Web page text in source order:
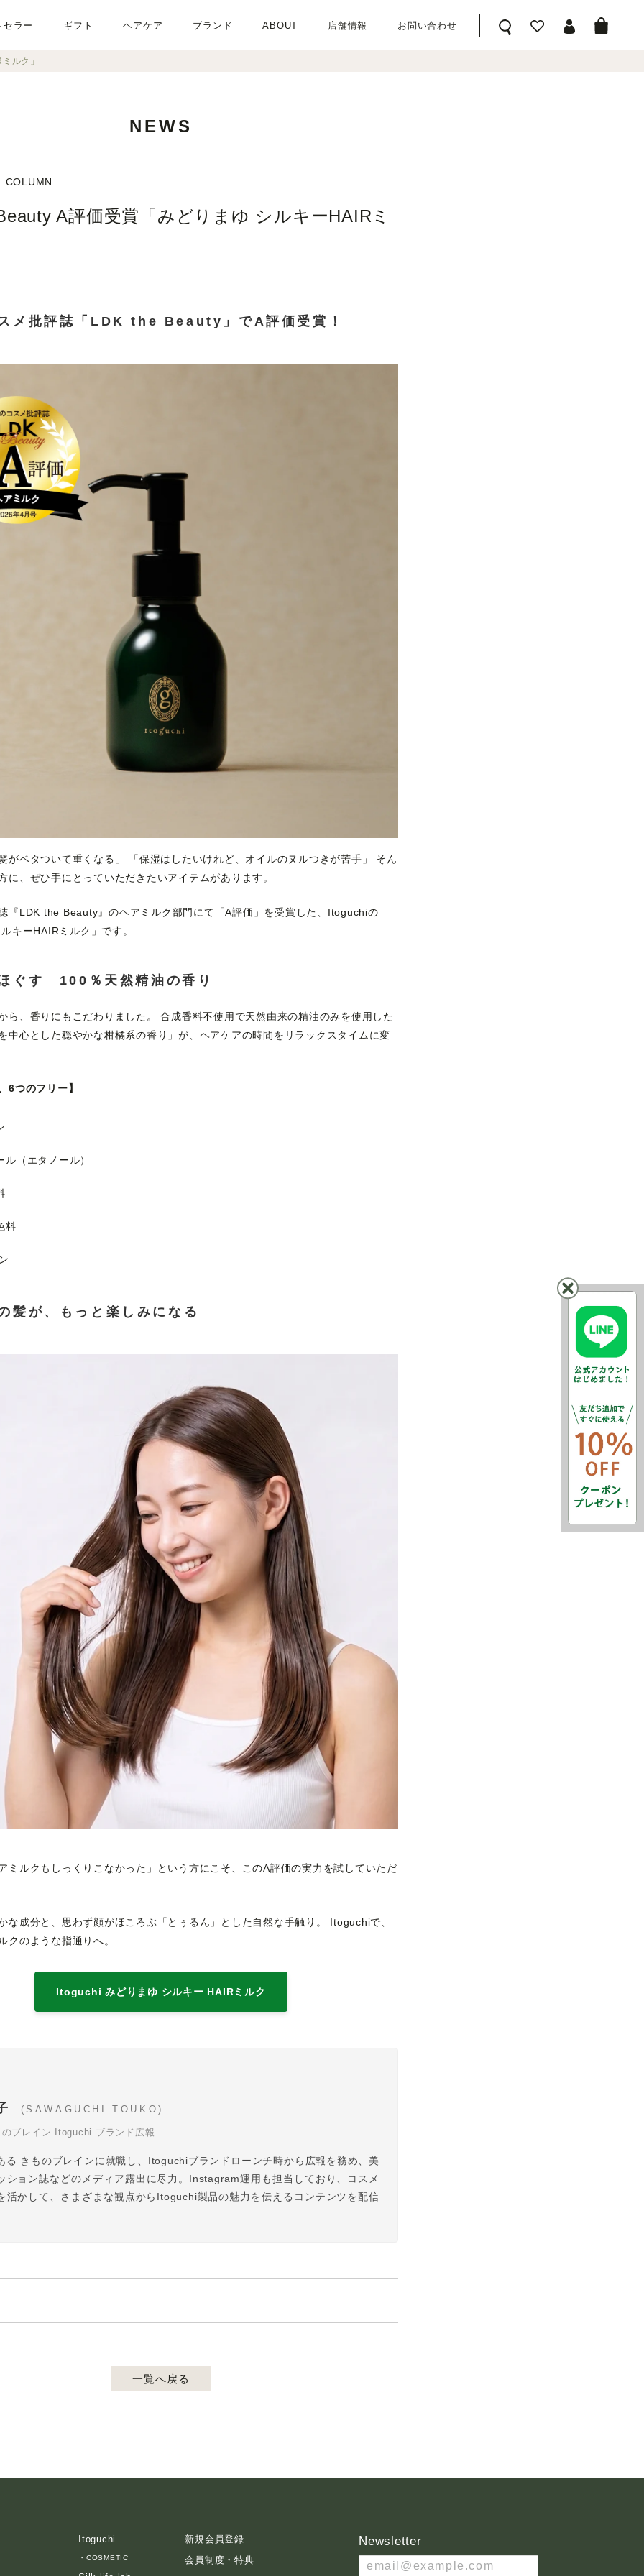
セラー ギフト ヘアケア ブランド ABOUT 店舗情報 お問い合わせ
ルク」
NEWS
前へ 次へ
COLUMN
A評価受賞「みどりまゆ シルキーHAIRミ
メ批評誌「LDK the Beauty」でA評価受賞！
がベタついて重くなる」 「保湿はしたいけれど、オイルのヌルつきが苦手」 そん
に、ぜひ手にとっていただきたいアイテムがあります。
『LDK the Beauty』のヘアミルク部門にて「A評価」を受賞した、Itoguchiの
キーHAIRミルク」です。
ぐす 100％天然精油の香り
ら、香りにもこだわりました。 合成香料不使用で天然由来の精油のみを使用した
中心とした穏やかな柑橘系の香り」が、ヘアケアの時間をリラックスタイムに変
6つのフリー】
ル（エタノール）
料
髪が、もっと楽しみになる
ミルクもしっくりこなかった」という方にこそ、このA評価の実力を試していただ
な成分と、思わず顔がほころぶ「とぅるん」とした自然な手触り。 Itoguchiで、
クのような指通りへ。
Itoguchi みどりまゆ シルキー HAIRミルク
(SAWAGUCHI TOUKO)
ブレイン Itoguchi ブランド広報
る きものブレインに就職し、Itoguchiブランドローンチ時から広報を務め、美
ション誌などのメディア露出に尽力。Instagram運用も担当しており、コスメ
活かして、さまざまな観点からItoguchi製品の魅力を伝えるコンテンツを配信
一覧へ戻る
Itoguchi
・ COSMETIC
新規会員登録
会員制度・特典
Newsletter